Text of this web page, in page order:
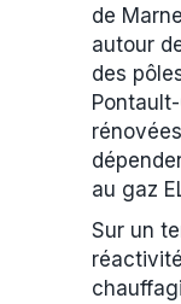
de
autour
des
au gaz
Sur un